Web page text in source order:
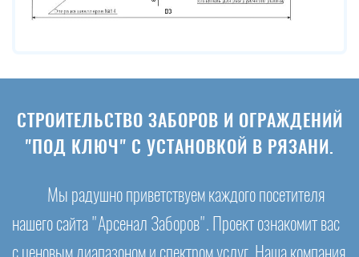
СТРОИТЕЛЬСТВО ЗАБОРОВ И ОГРАЖДЕНИЙ
"ПОД КЛЮЧ" С УСТАНОВКОЙ В РЯЗАНИ.
Мы радушно приветствуем каждого посетителя
нашего сайта "Арсенал Заборов". Проект ознакомит вас